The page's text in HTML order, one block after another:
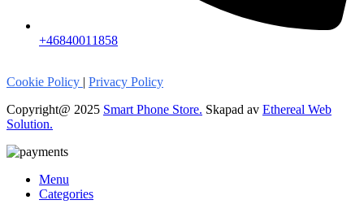
+46840011858
Cookie Policy | Privacy Policy
Copyright@ 2025 Smart Phone Store. Skapad av Ethereal Web
Solution.
Menu
Categories